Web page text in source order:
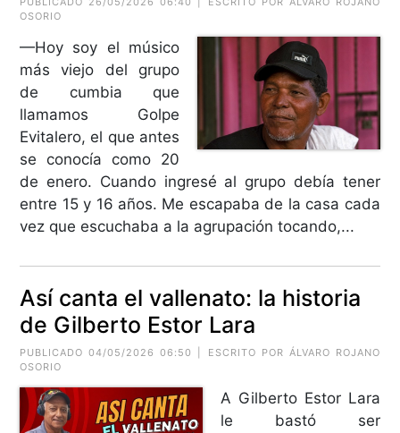
OSORIO
—Hoy soy el músico
más viejo del grupo
de cumbia que
llamamos Golpe
Evitalero, el que antes
se conocía como 20
de enero. Cuando ingresé al grupo debía tener
entre 15 y 16 años. Me escapaba de la casa cada
vez que escuchaba a la agrupación tocando,...
Así canta el vallenato: la historia
de Gilberto Estor Lara
PUBLICADO 04/05/2026 06:50 | ESCRITO POR ÁLVARO ROJANO
OSORIO
A Gilberto Estor Lara
le bastó ser